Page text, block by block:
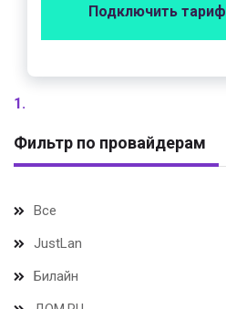
Фильтр по провайдерам
Все
JustLan
Билайн
Подключить тариф
1.